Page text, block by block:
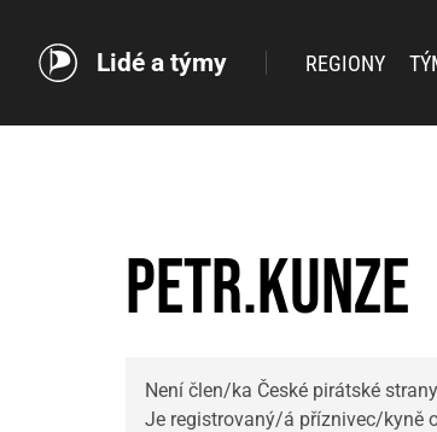
Lidé a týmy REGIONY
Petr.Kunze
Není člen/ka České pirátské
Je registrovaný/á příznivec/kyně